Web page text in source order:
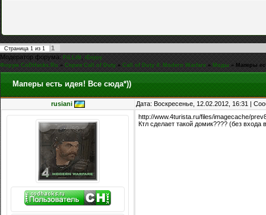
Страница 1 из 1
1
Модератор форума: FiLLiN,iEnjoy
Форум CoDHacks.Ru » Серия Call of Duty » Call of Duty 4: Modern Warfare » Моды » Маперы
Маперы есть идея! Все сюда*))
rusiani Дата: Воскресенье, 12.02.2012, 16:31 |
http://www.4turista.ru/files/imagecache/
Ктл сделает такой домик???? (без входа